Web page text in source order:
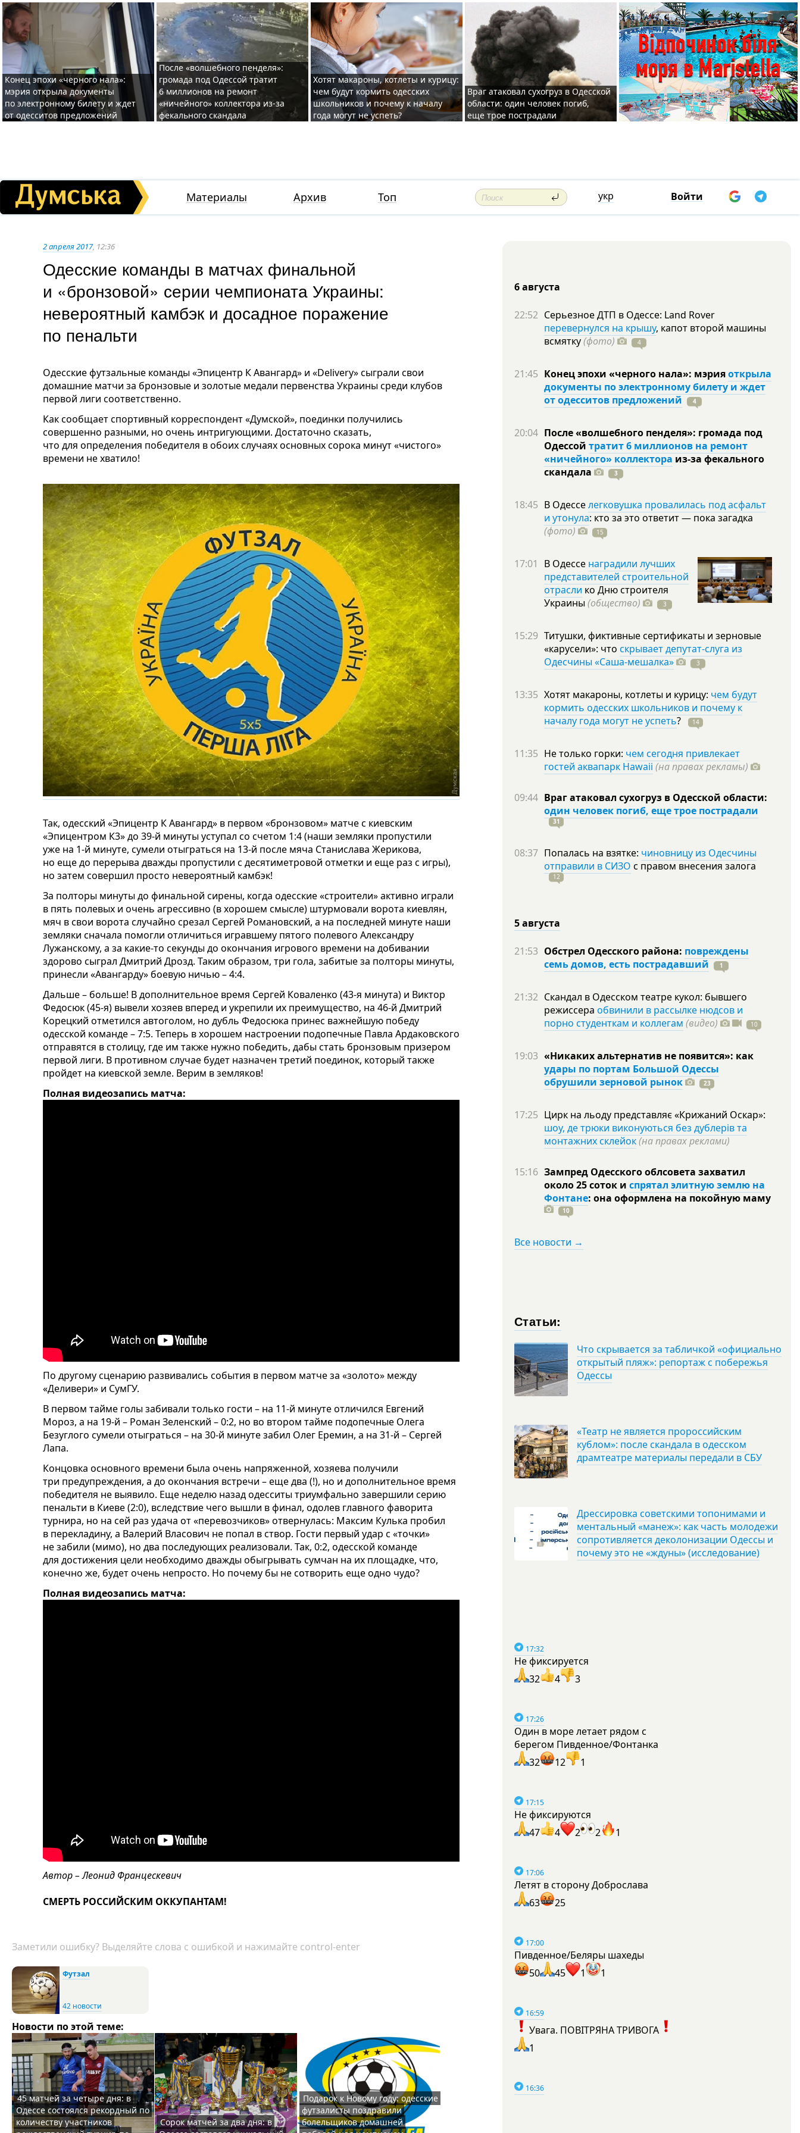
Конец эпохи «черного нала»:
мэрия открыла документы
по электронному билету и ждет
от одесситов предложений
После «волшебного пенделя»:
громада под Одессой тратит
6 миллионов на ремонт
«ничейного» коллектора из-за
фекального скандала
Хотят макароны, котлеты и курицу:
чем будут кормить одесских
школьников и почему к началу
года могут не успеть?
Враг атаковал сухогруз в Одесской
области: один человек погиб,
еще трое пострадали
Материалы Архив Топ укр Войти
2 апреля 2017, 12:36
Одесские команды в матчах финальной
и «бронзовой» серии чемпионата Украины:
невероятный камбэк и досадное поражение
по пенальти
Одесские футзальные команды «Эпицентр К Авангард» и «Delivery» сыграли свои
домашние матчи за бронзовые и золотые медали первенства Украины среди клубов
первой лиги соответственно.
Как сообщает спортивный корреспондент «Думской», поединки получились
совершенно разными, но очень интригующими. Достаточно сказать,
что для определения победителя в обоих случаях основных сорока минут «чистого»
времени не хватило!
Так, одесский «Эпицентр К Авангард» в первом «бронзовом» матче с киевским
«Эпицентром К3» до 39-й минуты уступал со счетом 1:4 (наши земляки пропустили
уже на 1-й минуте, сумели отыграться на 13-й после мяча Станислава Жерикова,
но еще до перерыва дважды пропустили с десятиметровой отметки и еще раз с игры),
но затем совершил просто невероятный камбэк!
За полторы минуты до финальной сирены, когда одесские «строители» активно играли
в пять полевых и очень агрессивно (в хорошем смысле) штурмовали ворота киевлян,
мяч в свои ворота случайно срезал Сергей Романовский, а на последней минуте наши
земляки сначала помогли отличиться игравшему пятого полевого Александру
Лужанскому, а за какие-то секунды до окончания игрового времени на добивании
здорово сыграл Дмитрий Дрозд. Таким образом, три гола, забитые за полторы минуты,
принесли «Авангарду» боевую ничью – 4:4.
Дальше – больше! В дополнительное время Сергей Коваленко (43-я минута) и Виктор
Федосюк (45-я) вывели хозяев вперед и укрепили их преимущество, на 46-й Дмитрий
Корецкий отметился автоголом, но дубль Федосюка принес важнейшую победу
одесской команде – 7:5. Теперь в хорошем настроении подопечные Павла Ардаковского
отправятся в столицу, где им также нужно победить, дабы стать бронзовым призером
первой лиги. В противном случае будет назначен третий поединок, который также
пройдет на киевской земле. Верим в земляков!
Полная видеозапись матча:
По другому сценарию развивались события в первом матче за «золото» между
«Деливери» и СумГУ.
В первом тайме голы забивали только гости – на 11-й минуте отличился Евгений
Мороз, а на 19-й – Роман Зеленский – 0:2, но во втором тайме подопечные Олега
Безуглого сумели отыграться – на 30-й минуте забил Олег Еремин, а на 31-й – Сергей
Лапа.
Концовка основного времени была очень напряженной, хозяева получили
три предупреждения, а до окончания встречи – еще два (!), но и дополнительное время
победителя не выявило. Еще неделю назад одесситы триумфально завершили серию
пенальти в Киеве (2:0), вследствие чего вышли в финал, одолев главного фаворита
турнира, но на сей раз удача от «перевозчиков» отвернулась: Максим Кулька пробил
в перекладину, а Валерий Власович не попал в створ. Гости первый удар с «точки»
не забили (мимо), но два последующих реализовали. Так, 0:2, одесской команде
для достижения цели необходимо дважды обыгрывать сумчан на их площадке, что,
конечно же, будет очень непросто. Но почему бы не сотворить еще одно чудо?
Полная видеозапись матча:
Автор – Леонид Францескевич
СМЕРТЬ РОССИЙСКИМ ОККУПАНТАМ!
Заметили ошибку? Выделяйте слова с ошибкой и нажимайте control-enter
Футзал
42 новости
Новости по этой теме:
45 матчей за четыре дня: в
Одессе состоялся рекордный по
количеству участников
Сорок матчей за два дня: в
Подарок к Новому году: одесские
футзалисты поздравили
болельщиков домашней
6 августа
22:52 Серьезное ДТП в Одессе: Land Rover
перевернулся на крышу, капот второй машины
всмятку(фото) 4
21:45 Конец эпохи «черного нала»: мэрияоткрыла
документы по электронному билету и ждет
от одесситов предложений
4
20:04 После «волшебного пенделя»: громада под
Одессой тратит 6 миллионов на ремонт
«ничейного» коллектора из-за фекального
скандала
3
18:45 В Одесселегковушка провалилась под асфальт
и утонула: кто за это ответит — пока загадка
(фото)
15
17:01 В Одессе наградили лучших
представителей строительной
отрасли ко Дню строителя
Украины (общество) 3
15:29 Титушки, фиктивные сертификаты и зерновые
«карусели»: что скрывает депутат-слуга из
Одесчины «Саша-мешалка»
3
13:35 Хотят макароны, котлеты и курицу: чем будут
кормить одесских школьников и почему к
началу года могут не успеть? 14
11:35 Не только горки: чем сегодня привлекает
гостей аквапарк Hawaii (на правах рекламы)
09:44 Враг атаковал сухогруз в Одесской области:
один человек погиб, еще трое пострадали
31
08:37 Попалась на взятке: чиновницу из Одесчины
отправили в СИЗО с правом внесения залога
12
5 августа
21:53 Обстрел Одесского района: повреждены
семь домов, есть пострадавший
1
21:32 Скандал в Одесском театре кукол: бывшего
режиссера обвинили в рассылке нюдсов и
порно студенткам и коллегам (видео) 10
19:03 «Никаких альтернатив не появится»: как
удары по портам Большой Одессы
обрушили зерновой рынок
23
17:25 Цирк на льоду представляє «Крижаний Оскар»:
шоу, де трюки виконуються без дублерів та
монтажних склейок(на правах реклами)
15:16 Зампред Одесского облсовета захватил
около 25 соток и спрятал элитную землю на
Фонтане: она оформлена на покойную маму
10
Все новости →
Статьи:
Что скрывается за табличкой «официально
открытый пляж»: репортаж с побережья
Одессы
«Театр не является пророссийским
кублом»: после скандала в одесском
драмтеатре материалы передали в СБУ
Дрессировка советскими топонимами и
ментальный «манеж»: как часть молодежи
сопротивляется деколонизации Одессы и
почему это не «ждуны» (исследование)
17:32
Не фиксируется
32
4 3
17:26
Один в море летает рядом с
берегом Пивденное/Фонтанка
32
12 1
17:15
Не фиксируются
47
4 2 2 1
17:06
Летят в сторону Доброслава
63
25
17:00
Пивденное/Беляры шахеды
50
45 1 1
16:59
Увага. ПОВІТРЯНА ТРИВОГА
1
16:36